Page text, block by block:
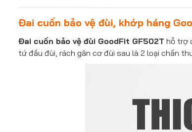
Đai cuốn bảo vệ đùi, khớp háng
Đai cuốn bảo vệ đùi GoodFit GF502T hỗ trợ
tứ đầu đùi, rách gân cơ đùi sau là 2 loại chấn